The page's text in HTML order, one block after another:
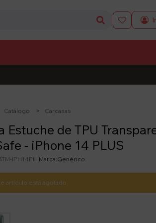

Catálogo Carcasas
Estuche de TPU
- iPhone 14 PLUS
IPH14PL Genérico
artículo está agotado.